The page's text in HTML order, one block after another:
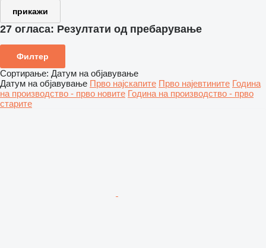
прикажи
27 огласа: Резултати од пребарување
Филтер
Сортирање: Датум на објавување
Датум на објавување Прво најскапите Прво најевтините Година
на производство - прво новите Година на производство - прво
старите